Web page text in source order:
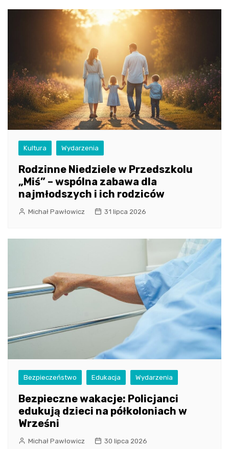
Kultura Wydarzenia
Rodzinne Niedziele w Przedszkolu
„Miś” – wspólna zabawa dla
najmłodszych i ich rodziców
Michał Pawłowicz 31 lipca 2026
Bezpieczeństwo Edukacja Wydarzenia
Bezpieczne wakacje: Policjanci
edukują dzieci na półkoloniach w
Wrześni
Michał Pawłowicz 30 lipca 2026